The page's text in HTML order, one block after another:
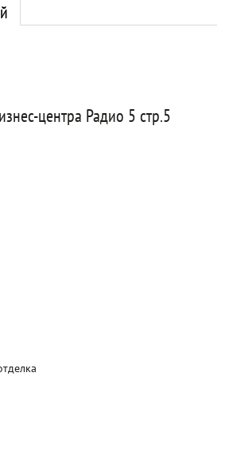
центра Радио 5 стр.5